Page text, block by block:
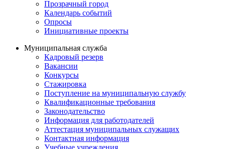
Прозрачный город
Календарь событий
Опросы
Инициативные проекты
Муниципальная служба
Кадровый резерв
Вакансии
Конкурсы
Стажировка
Поступление на муниципальную службу
Квалификационные требования
Законодательство
Информация для работодателей
Аттестация муниципальных служащих
Контактная информация
Учебные учреждения